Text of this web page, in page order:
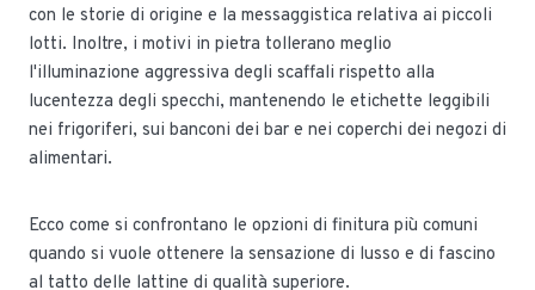
con le storie di origine e la messaggistica relativa ai piccoli
lotti. Inoltre, i motivi in pietra tollerano meglio
l'illuminazione aggressiva degli scaffali rispetto alla
lucentezza degli specchi, mantenendo le etichette leggibili
nei frigoriferi, sui banconi dei bar e nei coperchi dei negozi di
alimentari.
Ecco come si confrontano le opzioni di finitura più comuni
quando si vuole ottenere la sensazione di lusso e di fascino
al tatto delle lattine di qualità superiore.